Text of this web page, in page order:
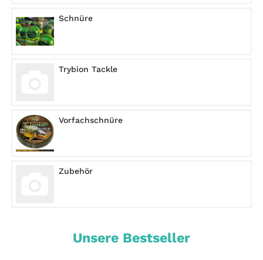
Schnüre
Trybion Tackle
Vorfachschnüre
Zubehör
Unsere Bestseller